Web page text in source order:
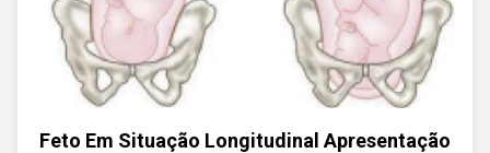
Feto Em Situação Longitudinal Apresentação